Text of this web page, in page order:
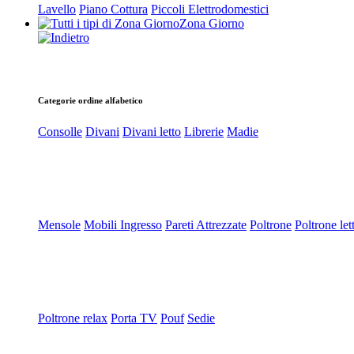
Lavello Piano Cottura Piccoli Elettrodomestici
Zona Giorno
Categorie ordine alfabetico
Consolle Divani Divani letto Librerie Madie
Mensole Mobili Ingresso Pareti Attrezzate Poltrone Poltrone
Poltrone relax Porta TV Pouf Sedie